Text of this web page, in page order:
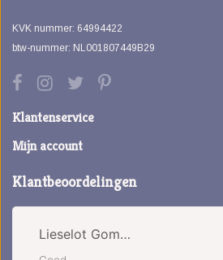
KVK nummer: 64994422
btw-nummer: NL001807449B29
Klantenservice
Mijn account
Klantbeoordelingen